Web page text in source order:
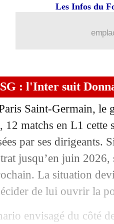
Les Infos du
: l'Inter suit
Saint-Germain, le
12 matchs en L1 cette
par ses dirigeants.
jusqu’en juin 2026,
La situation
de lui ouvrir la
envisagé du côté
Enrique refuse de se
qualifié sans
épargne Lopes
Luis Enrique n'a rien
refuse la
sur le départ !
répond sur son